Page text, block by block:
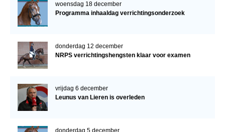
woensdag 18 december
Programma inhaaldag verrichtingsonderzoek
donderdag 12 december
NRPS verrichtingshengsten klaar voor examen
vrijdag 6 december
Leunus van Lieren is overleden